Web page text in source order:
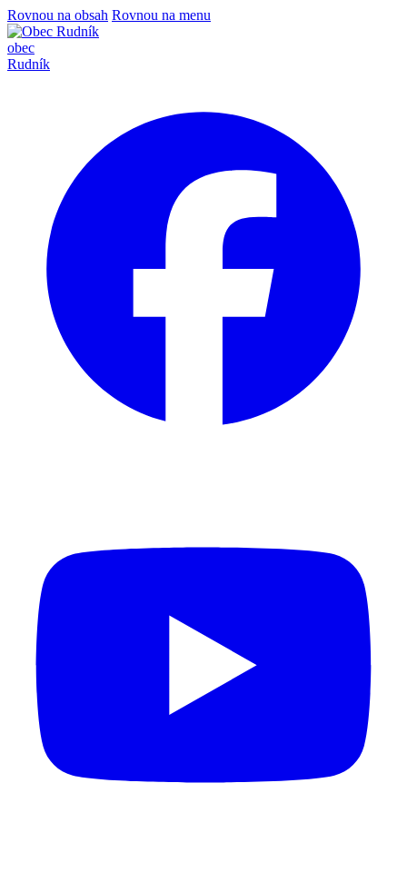
Rovnou na obsah Rovnou na menu
obec
Rudník